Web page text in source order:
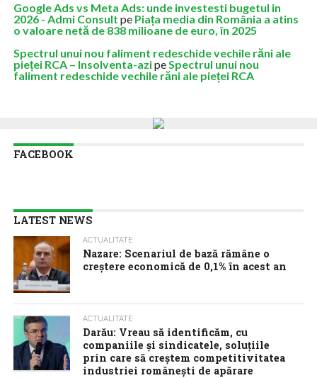
Google Ads vs Meta Ads: unde investesti bugetul in
2026 - Admi Consult pe Piața media din România a atins
o valoare netă de 838 milioane de euro, în 2025
Spectrul unui nou faliment redeschide vechile răni ale
pieței RCA – Insolventa-azipeSpectrul unui nou
faliment redeschide vechile răni ale pieței RCA
FACEBOOK
LATEST NEWS
ACTUALITATE
Nazare: Scenariul de bază rămâne o
creștere economică de 0,1% în acest an
ACTUALITATE
Darău: Vreau să identificăm, cu
companiile și sindicatele, soluțiile
prin care să creștem competitivitatea
industriei românești de apărare